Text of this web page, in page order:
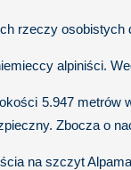
rzeczy
alpiniści.
5.947 metrów
Zbocza o
na szczyt